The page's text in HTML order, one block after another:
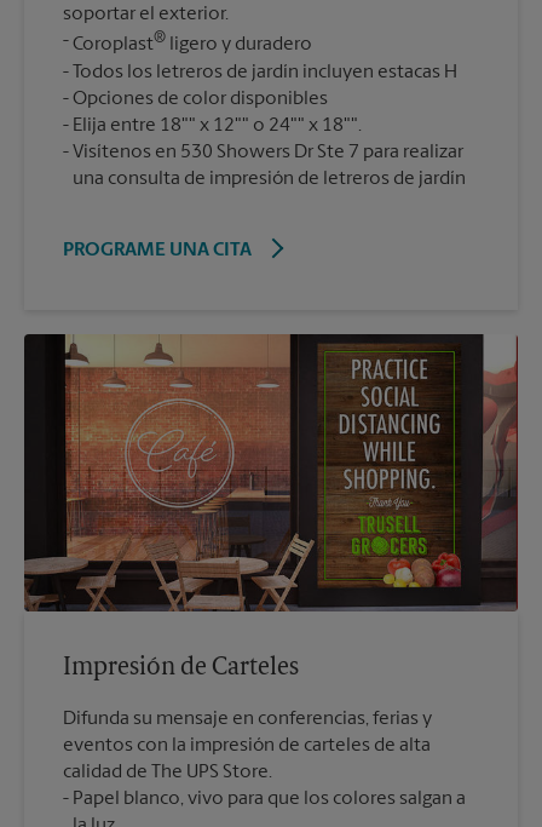
soportar el exterior.
Coroplast® ligero y duradero
Todos los letreros de jardín incluyen estacas H
Opciones de color disponibles
Elija entre 18"" x 12"" o 24"" x 18"".
Visítenos en 530 Showers Dr Ste 7 para realizar
una consulta de impresión de letreros de jardín
PROGRAME UNA CITA
Impresión de Carteles
Difunda su mensaje en conferencias, ferias y
eventos con la impresión de carteles de alta
calidad de The UPS Store.
Papel blanco, vivo para que los colores salgan a